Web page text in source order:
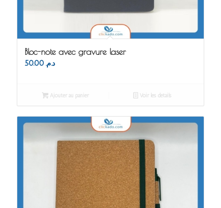
Bloc-note avec gravure laser
د.م. 50.00
Ajouter au panier Voir les détails